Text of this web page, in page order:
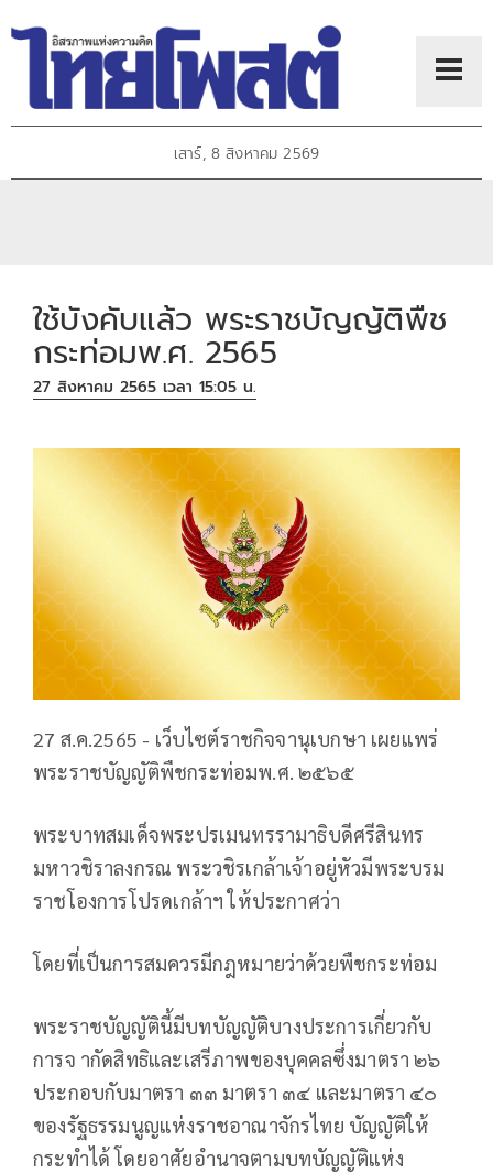
เสาร์, 8 สิงหาคม 2569
ใช้บังคับแล้ว พระราชบัญญัติพืช
กระท่อมพ.ศ. 2565
27 สิงหาคม 2565 เวลา 15:05 น.
27 ส.ค.2565 - เว็บไซต์ราชกิจจานุเบกษา เผยแพร่
พระราชบัญญัติพืชกระท่อมพ.ศ. ๒๕๖๕
พระบาทสมเด็จพระปรเมนทรรามาธิบดีศรีสินทร
มหาวชิราลงกรณ พระวชิรเกล้าเจ้าอยู่หัวมีพระบรม
ราชโองการโปรดเกล้าฯ ให้ประกาศว่า
โดยที่เป็นการสมควรมีกฎหมายว่าด้วยพืชกระท่อม
พระราชบัญญัตินี้มีบทบัญญัติบางประการเกี่ยวกับ
การจ ากัดสิทธิและเสรีภาพของบุคคลซึ่งมาตรา ๒๖
ประกอบกับมาตรา ๓๓ มาตรา ๓๔ และมาตรา ๔๐
ของรัฐธรรมนูญแห่งราชอาณาจักรไทย บัญญัติให้
กระทำได้ โดยอาศัยอำนาจตามบทบัญญัติแห่ง